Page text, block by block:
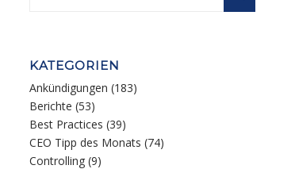
KATEGORIEN
Ankündigungen (183)
Berichte (53)
Best Practices (39)
CEO Tipp des Monats (74)
Controlling (9)